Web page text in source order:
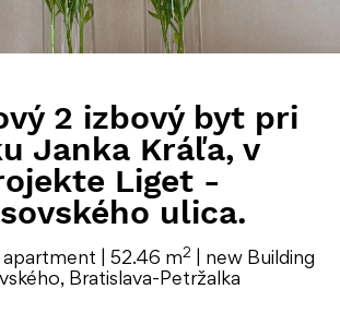
2 izbový byt pri
Janka Kráľa, v
Liget -
ulica.
| 52.46 m2
| new Building
Bratislava-Petržalka